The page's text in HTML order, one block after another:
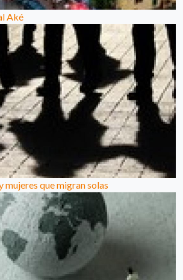
Aké
mujeres que migran solas